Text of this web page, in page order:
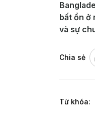
bất ổn ở
và sự
Chia sẻ
Từ khóa: